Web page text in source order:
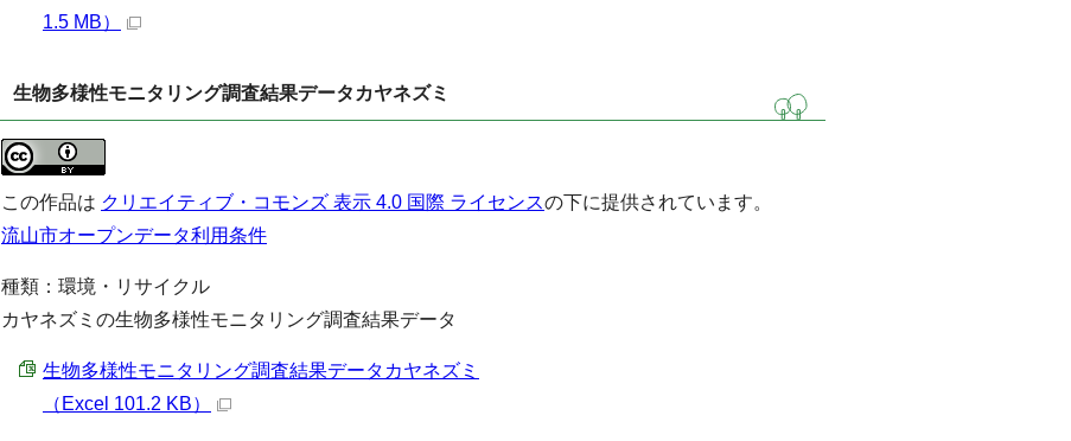
1.5 MB）
生物多様性モニタリング調査結果データカヤネズミ
この作品は クリエイティブ・コモンズ 表示 4.0 国際 ライセンスの下に提供されています。
流山市オープンデータ利用条件
種類：環境・リサイクル
カヤネズミの生物多様性モニタリング調査結果データ
生物多様性モニタリング調査結果データカヤネズミ
（Excel 101.2 KB）